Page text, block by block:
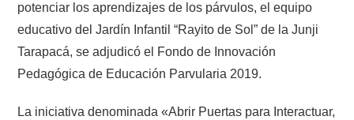
potenciar los aprendizajes de los párvulos, el equipo
educativo del Jardín Infantil “Rayito de Sol” de la Junji
Tarapacá, se adjudicó el Fondo de Innovación
Pedagógica de Educación Parvularia 2019.
La iniciativa denominada «Abrir Puertas para Interactuar,